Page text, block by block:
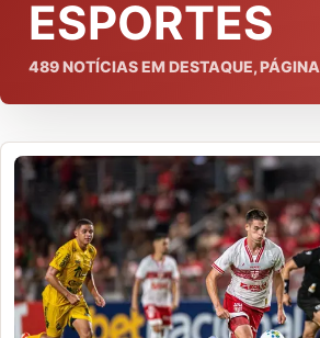
ESPORTES
489NOTÍCIAS EM DESTAQUE, PÁGINA